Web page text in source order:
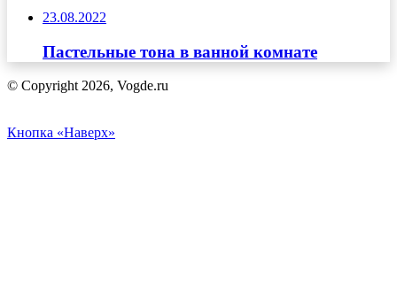
23.08.2022
Пастельные тона в ванной комнате
© Copyright 2026, Vogde.ru
Кнопка «Наверх»